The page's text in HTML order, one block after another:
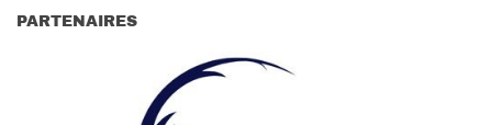
PARTENAIRES